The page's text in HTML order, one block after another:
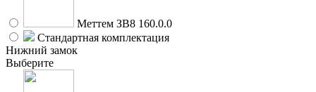
Меттем ЗВ8 160.0.0
Стандартная комплектация
Нижний замок
Выберите